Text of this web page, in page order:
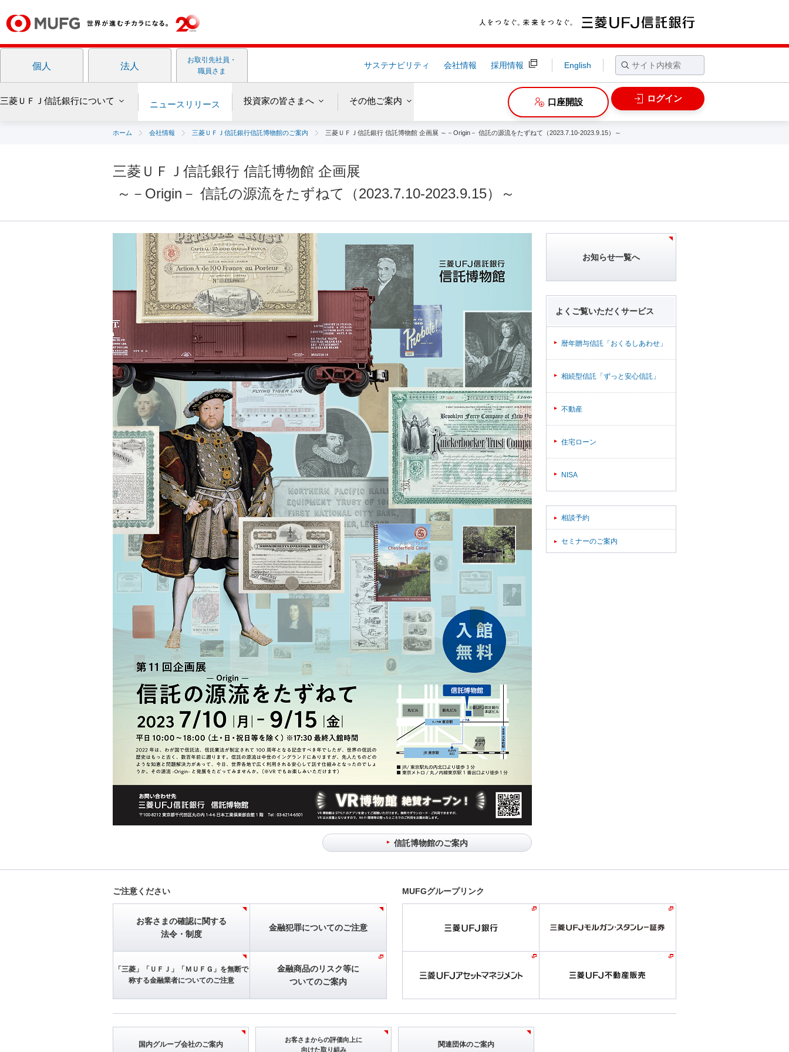
個人 法人
お取引先社員・
職員さま
サステナビリティ 会社情報 採用情報 English
三菱ＵＦＪ信託銀行について ニュース リリース 投資家の皆さまへ その他ご案内 口座開設 ログイン
ホーム 会社情報 三菱ＵＦＪ信託銀行信託博物館のご案内 三菱ＵＦＪ信託銀行 信託博物館 企画展 ～－Origin－ 信託の源流をたずねて（2023.7.10-2023.9.15）～
三菱ＵＦＪ信託銀行 信託博物館 企画展
～－Origin－ 信託の源流をたずねて（2023.7.10-2023.9.15）～
信託博物館のご案内
お知らせ一覧へ
よくご覧いただくサービス
暦年贈与信託「おくるしあわせ」
相続型信託「ずっと安心信託」
不動産
住宅ローン
NISA
相談予約
セミナーのご案内
ご注意ください
お客さまの確認に関する
法令・制度
金融犯罪についてのご注意
「三菱」「ＵＦＪ」 「ＭＵＦＧ」を無断で
称する金融業者についてのご注意
金融商品のリスク等に
ついてのご案内
MUFGグループリンク
国内グループ会社のご案内
お客さまからの評価向上に
向けた取り組み
関連団体のご案内